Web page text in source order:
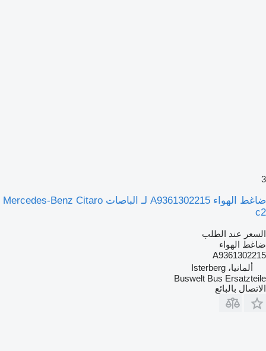
3
ضاغط الهواء A9361302215 لـ الباصات Mercedes-Benz Citaro
c2
السعر عند الطلب
ضاغط الهواء
A9361302215
ألمانيا، Isterberg
Buswelt Bus Ersatzteile
الاتصال بالبائع